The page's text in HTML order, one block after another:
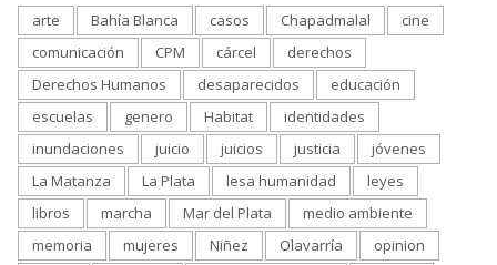
arte Bahía Blanca casos Chapadmalal
cine
comunicación
CPM cárcel
derechos
Derechos Humanos
desaparecidos
educación
escuelas
genero Habitat
identidades
inundaciones
juicio juicios justicia
jóvenes
La Matanza
La Plata lesa humanidad
leyes
libros
marcha Mar del Plata
medio ambiente
memoria
mujeres Niñez Olavarría
opinion